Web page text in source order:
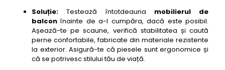
Soluție: Testează întotdeauna mobilierul de
balcon înainte de a-l cumpăra, dacă este posibil.
Așează-te pe scaune, verifică stabilitatea și caută
perne confortabile, fabricate din materiale rezistente
la exterior. Asigură-te că piesele sunt ergonomice și
că se potrivesc stilului tău de viață.